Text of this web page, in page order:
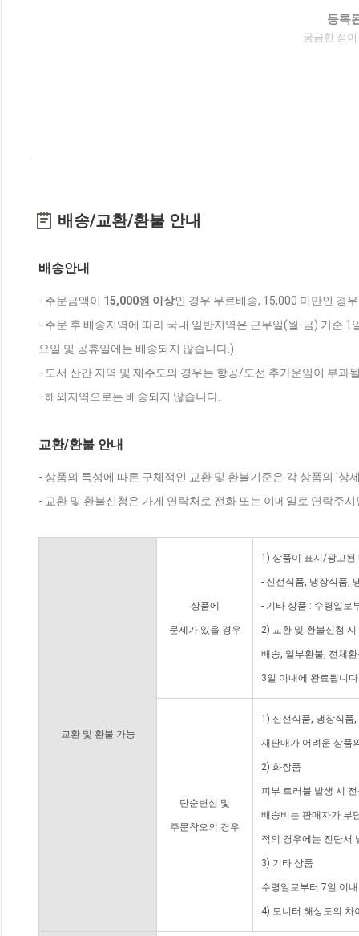
등록
궁금한 점
배송/교환/환불 안내
배송안내
- 주문금액이 15,000원 이상인 경우 무료배송, 15,000 미만인 경
- 주문 후 배송지역에 따라 국내 일반지역은 근무일(월-금) 기준
요일 및 공휴일에는 배송되지 않습니다.)
- 도서 산간 지역 및 제주도의 경우는 항공/도선 추가운임이 부과
- 해외지역으로는 배송되지 않습니다.
교환/환불 안내
- 상품의 특성에 따른 구체적인 교환 및 환불기준은 각 상품의 '상
- 교환 및 환불신청은 가게 연락처로 전화 또는 이메일로 연락주
교환 및 환불 가능
상품에
문제가 있을 경우
1) 상품이 표시/광고된
- 신선식품, 냉장식품,
- 기타 상품 : 수령일로
2) 교환 및 환불신청
배송, 일부환불, 전체
3일 이내에 완료됩니
단순변심 및
주문착오의 경우
1) 신선식품, 냉장식품
재판매가 어려운 상품
2) 화장품
피부 트러블 발생 시
배송비는 판매자가 부
적의 경우에는 진단서
3) 기타 상품
수령일로부터 7일 이
4) 모니터 해상도의 차